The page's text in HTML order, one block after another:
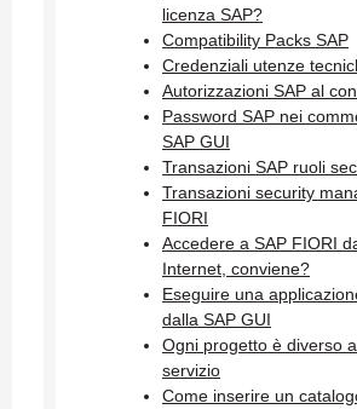
licenza SAP?
Compatibility Packs SAP
Credenziali utenze
Autorizzazioni SAP al
Password SAP nei
SAP GUI
Transazioni SAP ruoli
Transazioni security
FIORI
Accedere a SAP FIORI
Internet, conviene?
Eseguire una
dalla SAP GUI
Ogni progetto è diverso
servizio
Come inserire un